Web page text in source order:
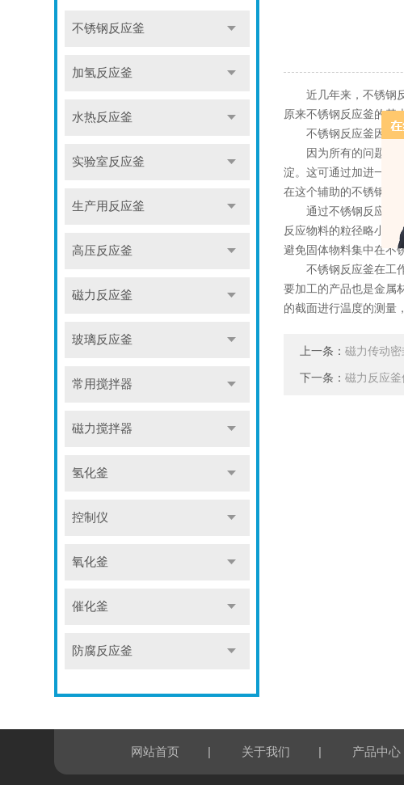
不锈钢反应釜
加氢反应釜
水热反应釜
实验室反应釜
生产用反应釜
高压反应釜
磁力反应釜
玻璃反应釜
常用搅拌器
磁力搅拌器
氢化釜
控制仪
氧化釜
催化釜
防腐反应釜
近几年来，不锈钢反
原来不锈钢反应釜的基
不锈钢反应釜因热而
因为所有的问题都是
淀。这可通过加进一个
在这个辅助的不锈钢反
通过不锈钢反应釜底
反应物料的粒径略小，
避免固体物料集中在不
不锈钢反应釜在工作
要加工的产品也是金属
的截面进行温度的测量
上一条：磁力传动
下一条：磁力反应
网站首页 | 关于我们 | 产品中心